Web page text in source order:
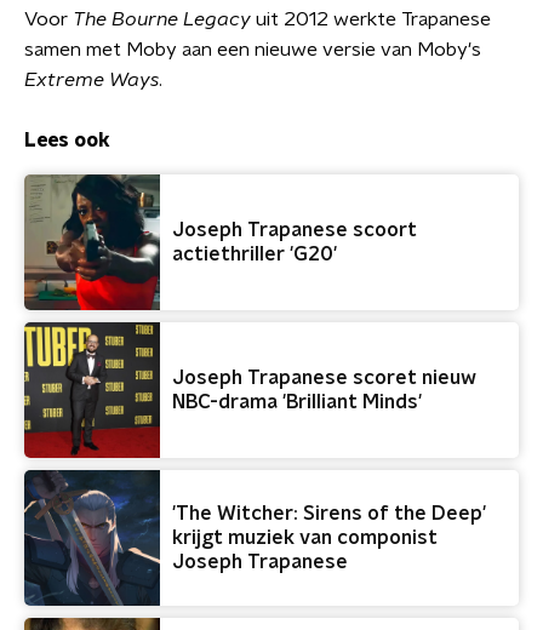
Voor The Bourne Legacy uit 2012 werkte Trapanese
samen met Moby aan een nieuwe versie van Moby's
Extreme Ways.
Lees ook
Joseph Trapanese scoort
actiethriller 'G20'
Joseph Trapanese scoret nieuw
NBC-drama 'Brilliant Minds'
'The Witcher: Sirens of the Deep'
krijgt muziek van componist
Joseph Trapanese